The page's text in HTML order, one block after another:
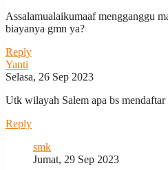
Assalamualaikumaaf mengganggu
biayanya gmn ya?
Reply
Yanti
Selasa, 26 Sep 2023
Utk wilayah Salem apa bs
Reply
smk
Jumat, 29 Sep 2023